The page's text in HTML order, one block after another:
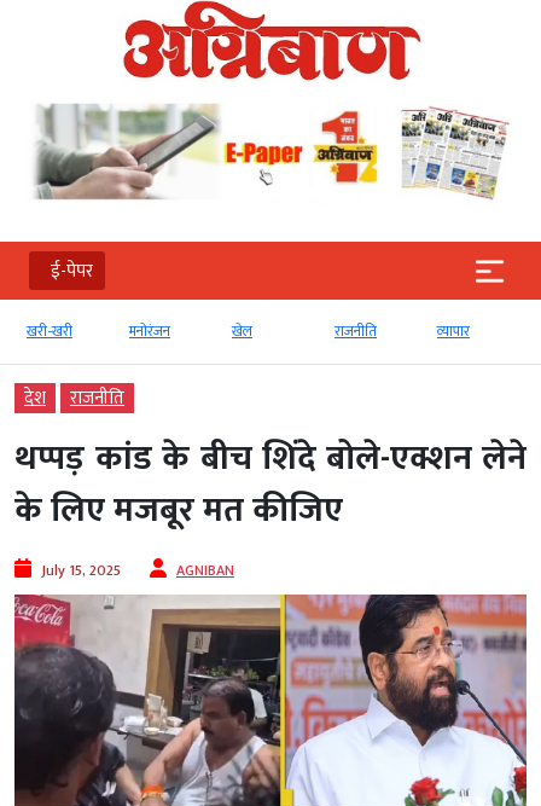
ई-पेपर
खरी-खरी मनोरंजन खेल राजनीति व्‍यापार
देश राजनीति
थप्पड़ कांड के बीच शिंदे बोले-एक्शन लेने
के लिए मजबूर मत कीजिए
July 15, 2025 AGNIBAN